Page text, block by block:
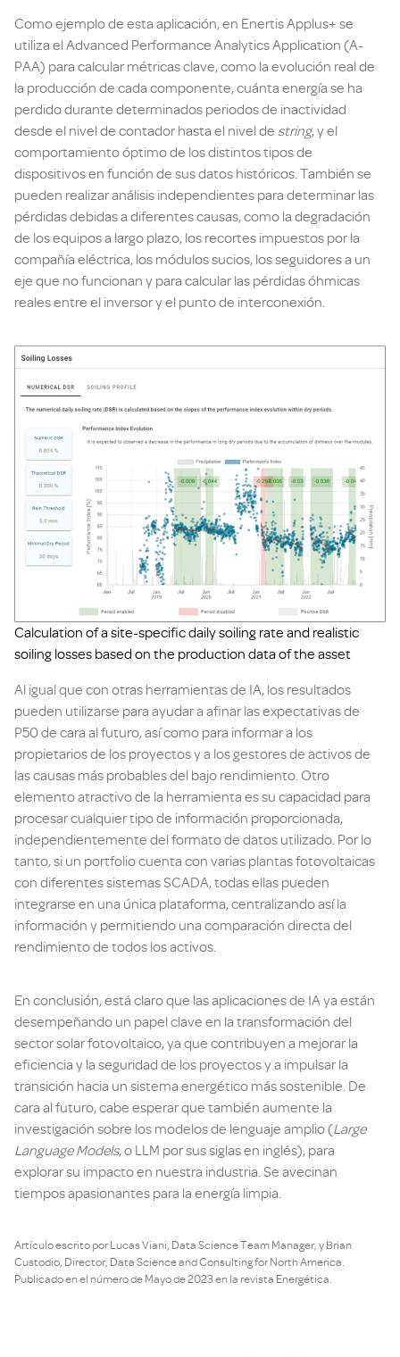
Como ejemplo de esta aplicación, en Enertis Applus+ se
utiliza el Advanced Performance Analytics Application (A-
PAA) para calcular métricas clave, como la evolución real de
la producción de cada componente, cuánta energía se ha
perdido durante determinados periodos de inactividad
desde el nivel de contador hasta el nivel de string, y el
comportamiento óptimo de los distintos tipos de
dispositivos en función de sus datos históricos. También se
pueden realizar análisis independientes para determinar las
pérdidas debidas a diferentes causas, como la degradación
de los equipos a largo plazo, los recortes impuestos por la
compañía eléctrica, los módulos sucios, los seguidores a un
eje que no funcionan y para calcular las pérdidas óhmicas
reales entre el inversor y el punto de interconexión.
Calculation of a site-specific daily soiling rate and realistic
soiling losses based on the production data of the asset
Al igual que con otras herramientas de IA, los resultados
pueden utilizarse para ayudar a afinar las expectativas de
P50 de cara al futuro, así como para informar a los
propietarios de los proyectos y a los gestores de activos de
las causas más probables del bajo rendimiento. Otro
elemento atractivo de la herramienta es su capacidad para
procesar cualquier tipo de información proporcionada,
independientemente del formato de datos utilizado. Por lo
tanto, si un portfolio cuenta con varias plantas fotovoltaicas
con diferentes sistemas SCADA, todas ellas pueden
integrarse en una única plataforma, centralizando así la
información y permitiendo una comparación directa del
rendimiento de todos los activos.
En conclusión, está claro que las aplicaciones de IA ya están
desempeñando un papel clave en la transformación del
sector solar fotovoltaico, ya que contribuyen a mejorar la
eficiencia y la seguridad de los proyectos y a impulsar la
transición hacia un sistema energético más sostenible. De
cara al futuro, cabe esperar que también aumente la
investigación sobre los modelos de lenguaje amplio (Large
Language Models, o LLM por sus siglas en inglés), para
explorar su impacto en nuestra industria. Se avecinan
tiempos apasionantes para la energía limpia.
Artículo escrito por Lucas Viani, Data Science Team Manager, y Brian
Custodio, Director, Data Science and Consulting for North America.
Publicado en el número de Mayo de 2023 en la revista Energética.